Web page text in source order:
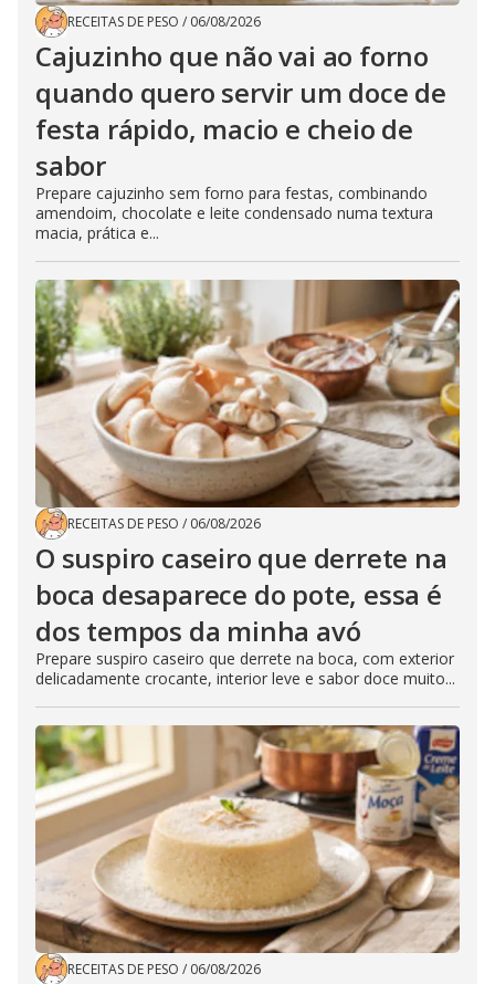
RECEITAS DE PESO / 06/08/2026
Cajuzinho que não vai ao forno
quando quero servir um doce de
festa rápido, macio e cheio de
sabor
Prepare cajuzinho sem forno para festas, combinando
amendoim, chocolate e leite condensado numa textura
macia, prática e...
RECEITAS DE PESO / 06/08/2026
O suspiro caseiro que derrete na
boca desaparece do pote, essa é
dos tempos da minha avó
Prepare suspiro caseiro que derrete na boca, com exterior
delicadamente crocante, interior leve e sabor doce muito...
RECEITAS DE PESO / 06/08/2026